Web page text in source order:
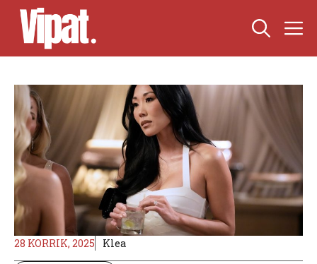
Skip
content
28 KORRIK, 2025 Klea